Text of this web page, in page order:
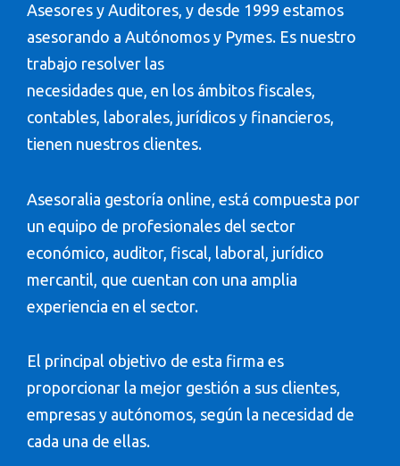
Asesores y Auditores, y desde 1999 estamos
asesorando a Autónomos y Pymes. Es nuestro
trabajo resolver las
necesidades que, en los ámbitos fiscales,
contables, laborales, jurídicos y financieros,
tienen nuestros clientes.
Asesoralia gestoría online, está compuesta por
un equipo de profesionales del sector
económico, auditor, fiscal, laboral, jurídico
mercantil, que cuentan con una amplia
experiencia en el sector.
El principal objetivo de esta firma es
proporcionar la mejor gestión a sus clientes,
empresas y autónomos, según la necesidad de
cada una de ellas.